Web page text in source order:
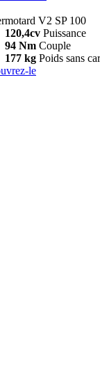
V2 SP 100
120,4cv Puissance
94 Nm Couple
177 kg Poids sans
le